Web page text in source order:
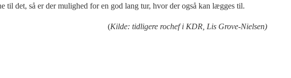
til det, så er der mulighed for en god lang tur, hvor der også kan lægges til.
(Kilde: tidligere rochef i KDR, Lis Grove-Nielsen)